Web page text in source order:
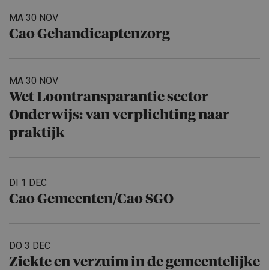
MA 30 NOV
Cao Gehandicap­ten­zorg
MA 30 NOV
Wet Loontrans­pa­rantie sector
Onderwijs: van verplich­ting naar
praktijk
DI 1 DEC
Cao Gemeenten/​Cao SGO
DO 3 DEC
Ziekte en verzuim in de gemeente­lijke